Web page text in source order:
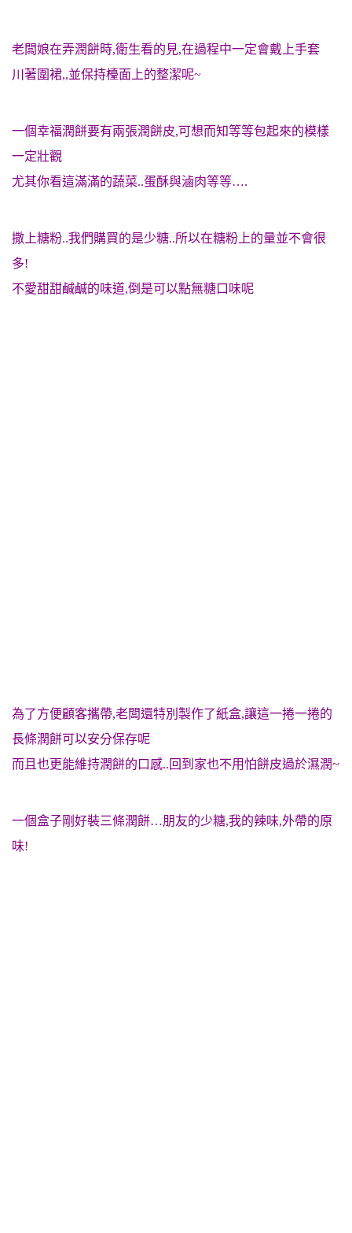
老闆娘在弄潤餅時,衛生看的見,在過程中一定會戴上手套
川著圍裙,,並保持檯面上的整潔呢~
一個幸福潤餅要有兩張潤餅皮,可想而知等等包起來的模樣
一定壯觀
尤其你看這滿滿的蔬菜..蛋酥與滷肉等等….
撒上糖粉..我們購買的是少糖..所以在糖粉上的量並不會很
多!
不愛甜甜鹹鹹的味道,倒是可以點無糖口味呢
為了方便顧客攜帶,老闆還特別製作了紙盒,讓這一捲一捲的
長條潤餅可以安分保存呢
而且也更能維持潤餅的口感..回到家也不用怕餅皮過於濕潤~
一個盒子剛好裝三條潤餅…朋友的少糖,我的辣味,外帶的原
味!